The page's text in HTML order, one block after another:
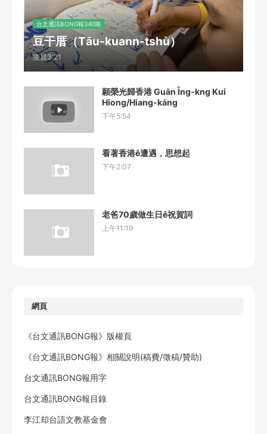
台文通訊BONG報340期
豆干厝（Tāu-kuann-tshù）
凌晨3:21
願榮光歸香港 Guān Îng-kng Kui
Hiong/Hiang-káng
下午5:54
看著香港ê遭遇，思想起
下午2:07
老爸70歲做生日ê祝賀詞
上午11:19
網頁
《台文通訊BONG報》版權頁
《台文通訊BONG報》相關說明(稿費/徵稿/贊助)
台文通訊BONG報用字
台文通訊BONG報目錄
李江却台語文教基金會